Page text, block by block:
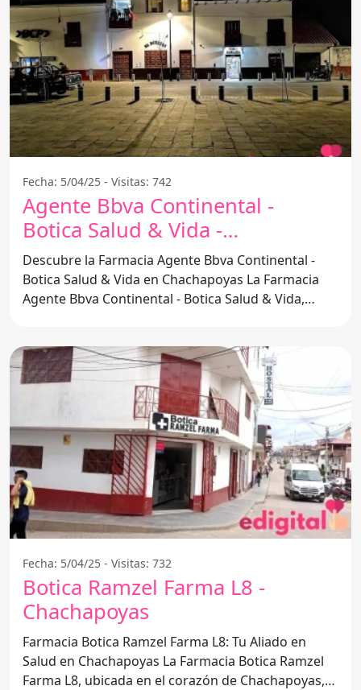
Fecha: 5/04/25 - Visitas: 742
Agente Bbva Continental -
Botica Salud & Vida -
Chachapoyas
Descubre la Farmacia Agente Bbva Continental -
Botica Salud & Vida en Chachapoyas La Farmacia
Agente Bbva Continental - Botica Salud & Vida,
Fecha: 5/04/25 - Visitas: 732
Botica Ramzel Farma L8 -
Chachapoyas
Farmacia Botica Ramzel Farma L8: Tu Aliado en
Salud en Chachapoyas La Farmacia Botica Ramzel
Farma L8, ubicada en el corazón de Chachapoyas,